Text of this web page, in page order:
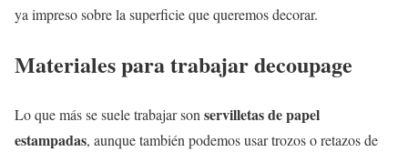
ya impreso sobre la superficie que queremos decorar.
Materiales para trabajar decoupage
Lo que más se suele trabajar sonservilletas de papel
estampadas, aunque también podemos usar trozos o retazos de